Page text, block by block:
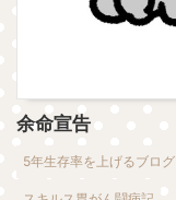
余命宣告
5年生存率を上げるブログ